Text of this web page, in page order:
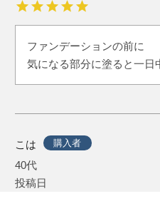
ファンデーションの前に
気になる部分に塗ると一日
こは 購入者
40代
投稿日